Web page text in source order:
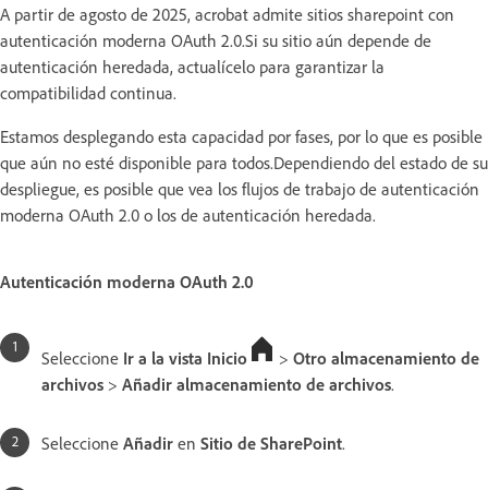
A partir de agosto de 2025, acrobat admite sitios sharepoint con
autenticación moderna OAuth 2.0.Si su sitio aún depende de
autenticación heredada, actualícelo para garantizar la
compatibilidad continua.
Estamos desplegando esta capacidad por fases, por lo que es posible
que aún no esté disponible para todos.Dependiendo del estado de su
despliegue, es posible que vea los flujos de trabajo de autenticación
moderna OAuth 2.0 o los de autenticación heredada.
Autenticación moderna OAuth 2.0
Seleccione Ir a la vista Inicio > Otro almacenamiento de
archivos > Añadir almacenamiento de archivos.
Seleccione Añadir en Sitio de SharePoint.